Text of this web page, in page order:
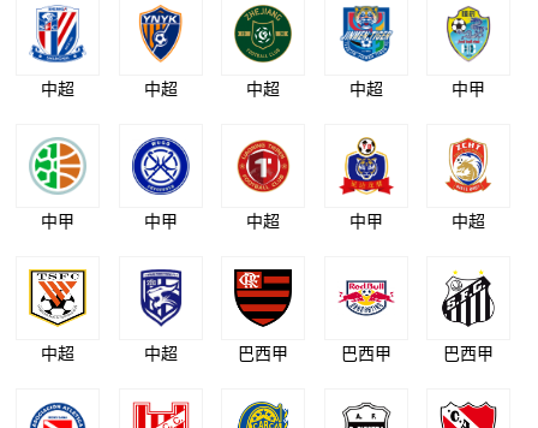
中超 中超 中超 中超 中甲
中甲 中甲 中超 中甲 中超
中超 中超 巴西甲 巴西甲 巴西甲